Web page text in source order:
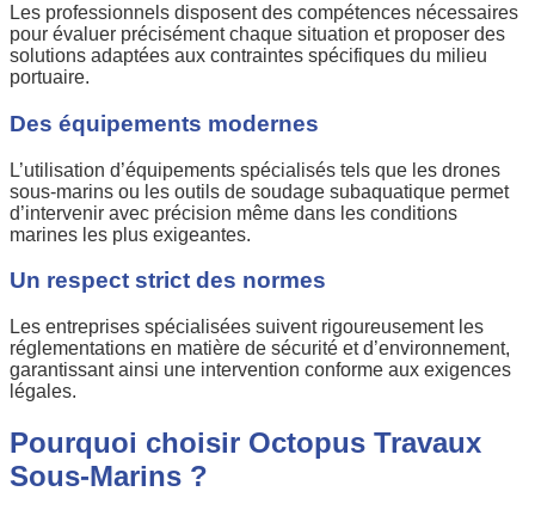
Les professionnels disposent des compétences nécessaires
pour évaluer précisément chaque situation et proposer des
solutions adaptées aux contraintes spécifiques du milieu
portuaire.
Des équipements modernes
L’utilisation d’équipements spécialisés tels que les drones
sous-marins ou les outils de soudage subaquatique permet
d’intervenir avec précision même dans les conditions
marines les plus exigeantes.
Un respect strict des normes
Les entreprises spécialisées suivent rigoureusement les
réglementations en matière de sécurité et d’environnement,
garantissant ainsi une intervention conforme aux exigences
légales.
Pourquoi choisir Octopus Travaux
Sous-Marins ?